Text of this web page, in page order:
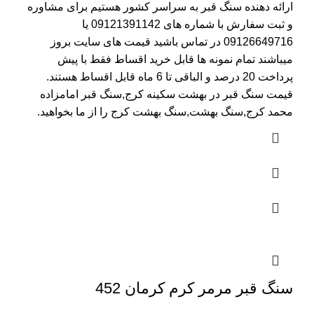
ارائه دهنده سنگ قبر به سراسر کشور هستیم برای مشاوره
و ثبت سفارش با شماره های 09121391142 یا
09126649716 در تماس باشید قیمت های سایت بروز
میباشند تمام نمونه ها قابل خرید اقساط فقط با پیش
پرداخت 20 درصد و الباقی تا 6 ماه قابل اقساط هستند.
قیمت سنگ قبر در بهشت سکینه کرج,سنگ قبر امامزاده
محمد کرج,سنگ بهشت,سنگ بهشت کرج را از ما بخواهید.
سنگ قبر مرمر کرم کرمان 452